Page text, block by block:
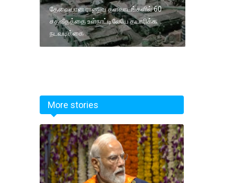
தேவையான ராணுவ தளவாடங்களில் 60
சதவீதத்தை உள்நாட்டிலேயே தயாரிக்க
நடவடிக்கை
More stories